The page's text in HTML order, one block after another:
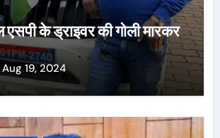
एसपी के ड्राइवर की गोली मारकर
Aug 19, 2024